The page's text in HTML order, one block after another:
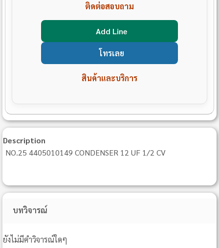
ติดต่อสอบถาม
Add Line
โทรเลย
สินค้าและบริการ
Description
NO.25 4405010149 CONDENSER 12 UF 1/2 CV
บทวิจารณ์
ยังไม่มีคำวิจารณ์ใดๆ